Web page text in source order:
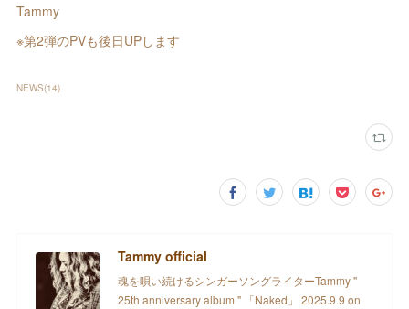
Tammy
※第2弾のPVも後日UPします
NEWS(14)
Tammy official
魂を唄い続けるシンガーソングライターTammy "
25th anniversary album " 「Naked」 2025.9.9 on